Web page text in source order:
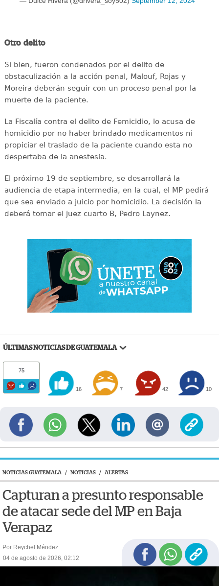
Otro delito
Si bien, fueron condenados por el delito de
obstaculización a la acción penal, Malouf, Rojas y
Moreira deberán seguir con un proceso penal por la
muerte de la paciente.
La Fiscalía contra el delito de Femicidio, lo acusa de
homicidio por no haber brindado medicamentos ni
propiciar el traslado de la paciente cuando esta no
despertaba de la anestesia.
El próximo 19 de septiembre, se desarrollará la
audiencia de etapa intermedia, en la cual, el MP pedirá
que sea enviado a juicio por homicidio. La decisión la
deberá tomar el juez cuarto B, Pedro Laynez.
ÚLTIMAS NOTICIAS DE GUATEMALA
75
16 7 42 10
NOTICIAS GUATEMALA / NOTICIAS / ALERTAS
Capturan a presunto responsable
de atacar sede del MP en Baja
Verapaz
Por Reychel Méndez
04 de agosto de 2026, 02:12